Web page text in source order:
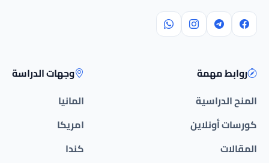
روابط مهمة
المنح الدراسية
كورسات أونلاين
المقالات
وجهات الدراسة
المانيا
امريكا
كندا